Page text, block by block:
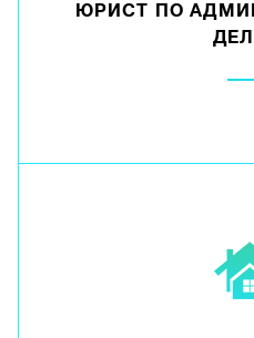
ЮРИСТ ПО